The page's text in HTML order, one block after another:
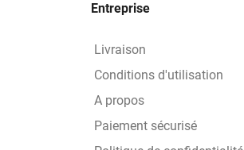
Entreprise
Livraison
Conditions d'utilisation
A propos
Paiement sécurisé